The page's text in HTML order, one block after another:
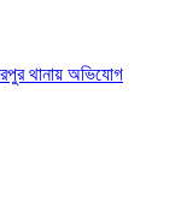
থানায় অভিযোগ